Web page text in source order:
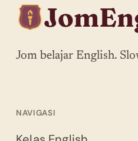
Jom belajar English.
NAVIGASI